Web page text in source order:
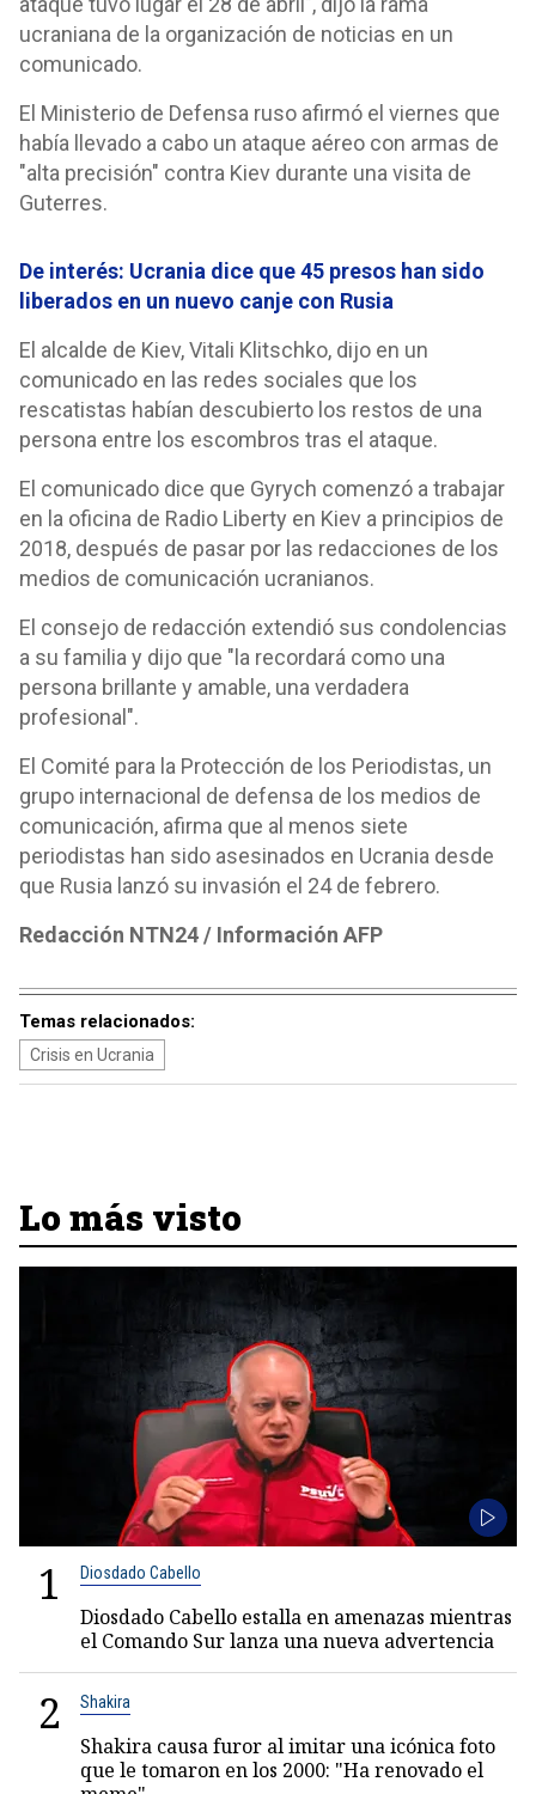
ucraniana de la organización de noticias en un
comunicado.
El Ministerio de Defensa ruso afirmó el viernes que
había llevado a cabo un ataque aéreo con armas de
"alta precisión" contra Kiev durante una visita de
Guterres.
De interés: Ucrania dice que 45 presos han sido
liberados en un nuevo canje con Rusia
El alcalde de Kiev, Vitali Klitschko, dijo en un
comunicado en las redes sociales que los
rescatistas habían descubierto los restos de una
persona entre los escombros tras el ataque.
El comunicado dice que Gyrych comenzó a trabajar
en la oficina de Radio Liberty en Kiev a principios de
2018, después de pasar por las redacciones de los
medios de comunicación ucranianos.
El consejo de redacción extendió sus condolencias
a su familia y dijo que "la recordará como una
persona brillante y amable, una verdadera
profesional".
El Comité para la Protección de los Periodistas, un
grupo internacional de defensa de los medios de
comunicación, afirma que al menos siete
periodistas han sido asesinados en Ucrania desde
que Rusia lanzó su invasión el 24 de febrero.
Redacción NTN24 / Información AFP
Temas relacionados:
Crisis en Ucrania
Lo más visto
1 Diosdado Cabello
Diosdado Cabello estalla en amenazas mientras
el Comando Sur lanza una nueva advertencia
2 Shakira
Shakira causa furor al imitar una icónica foto
que le tomaron en los 2000: "Ha renovado el